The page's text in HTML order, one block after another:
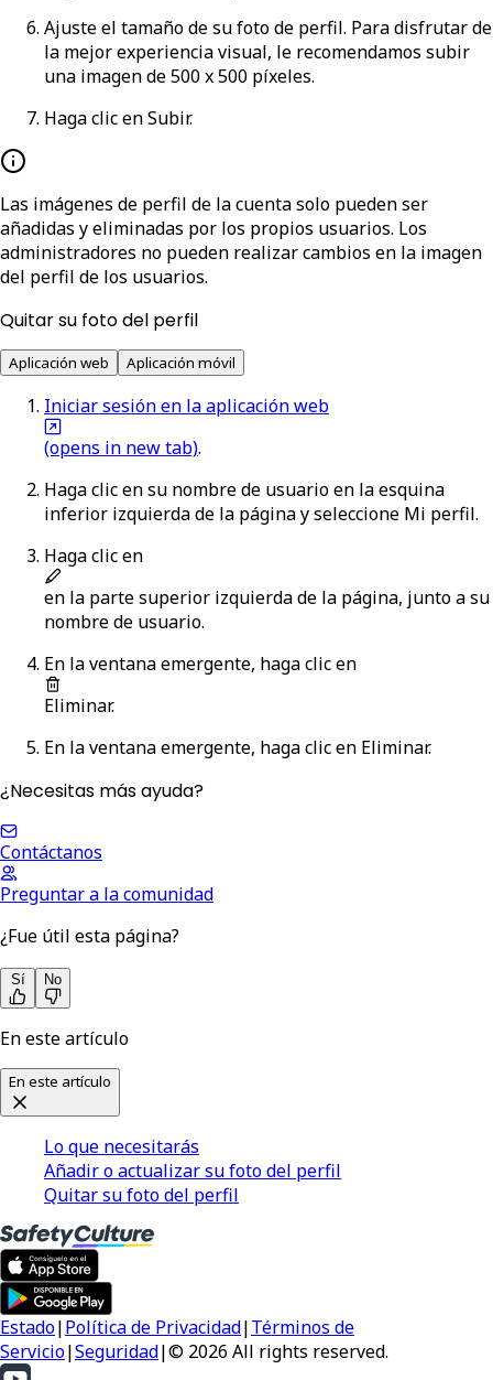
Ajuste el tamaño de su foto de perfil. Para disfrutar de
la mejor experiencia visual, le recomendamos subir
una imagen de 500 x 500 píxeles.
Haga clic enSubir.
Las imágenes de perfil de la cuenta solo pueden ser
añadidas y eliminadas por los propios usuarios. Los
administradores no pueden realizar cambios en la imagen
del perfil de los usuarios.
Quitar su foto del perfil
Aplicación web Aplicación móvil
Iniciar sesión en la aplicación web
(opens in new tab).
Haga clic en su nombre de usuario en la esquina
inferior izquierda de la página y seleccione Mi perfil.
Haga clic en
en la parte superior izquierda de la página, junto a su
nombre de usuario.
En la ventana emergente, haga clic en
Eliminar.
En la ventana emergente, haga clic en Eliminar.
¿Necesitas más ayuda?
Contáctanos
Preguntar a la comunidad
¿Fue útil esta página?
Sí No
En este artículo
En este artículo
Lo que necesitarás
Añadir o actualizar su foto del perfil
Quitar su foto del perfil
Estado|Política de Privacidad|Términos de
Servicio|Seguridad|© 2026 All rights reserved.